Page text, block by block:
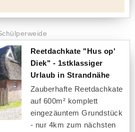
Reetdachkate "Hus op'
Diek" - 1stklassiger
Urlaub in Strandnähe
Zauberhafte Reetdachkate
auf 600m² komplett
eingezäuntem Grundstück
- nur 4km zum nächsten